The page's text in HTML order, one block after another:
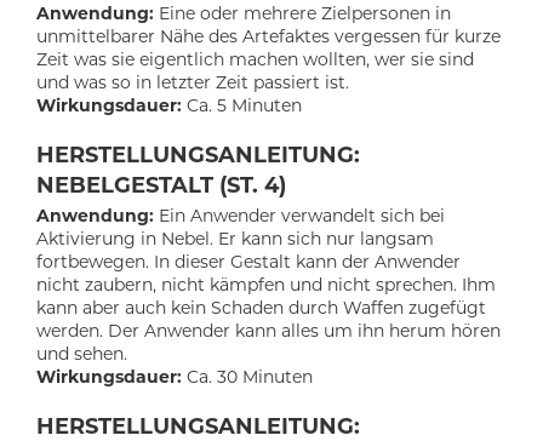
Anwendung: Eine oder mehrere Zielpersonen in
unmittelbarer Nähe des Artefaktes vergessen für kurze
Zeit was sie eigentlich machen wollten, wer sie sind
und was so in letzter Zeit passiert ist.
Wirkungsdauer: Ca. 5 Minuten
HERSTELLUNGSANLEITUNG:
NEBELGESTALT (ST. 4)
Anwendung: Ein Anwender verwandelt sich bei
Aktivierung in Nebel. Er kann sich nur langsam
fortbewegen. In dieser Gestalt kann der Anwender
nicht zaubern, nicht kämpfen und nicht sprechen. Ihm
kann aber auch kein Schaden durch Waffen zugefügt
werden. Der Anwender kann alles um ihn herum hören
und sehen.
Wirkungsdauer: Ca. 30 Minuten
HERSTELLUNGSANLEITUNG: